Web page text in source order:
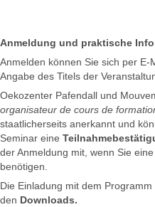
Anmeldung und praktische
Anmelden können Sie sich per E-
Angabe des Titels der
Oekozenter Pafendall und
organisateur de cours de
staatlicherseits anerkannt und
Seminar eine
der Anmeldung mit, wenn Sie
benötigen.
Die Einladung mit dem
den Downloads.